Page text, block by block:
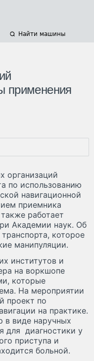
Найти машины
применения
организаций
по использованию
навигационной
приемника
работает
Академии наук. Об
которое
манипуляции.
институтов и
на воркшопе
которые
На мероприятии
проект по
на практике.
в виде наручных
для диагностики у
приступа и
больной.